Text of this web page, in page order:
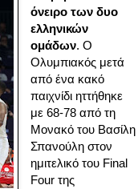
όνειρο των δυο
ελληνικών
ομάδων. Ο
Ολυμπιακός μετά
από ένα κακό
παιχνίδι ηττήθηκε
με 68-78 από τη
Μονακό του Βασίλη
Σπανούλη στον
ημιτελικό του Final
Four της